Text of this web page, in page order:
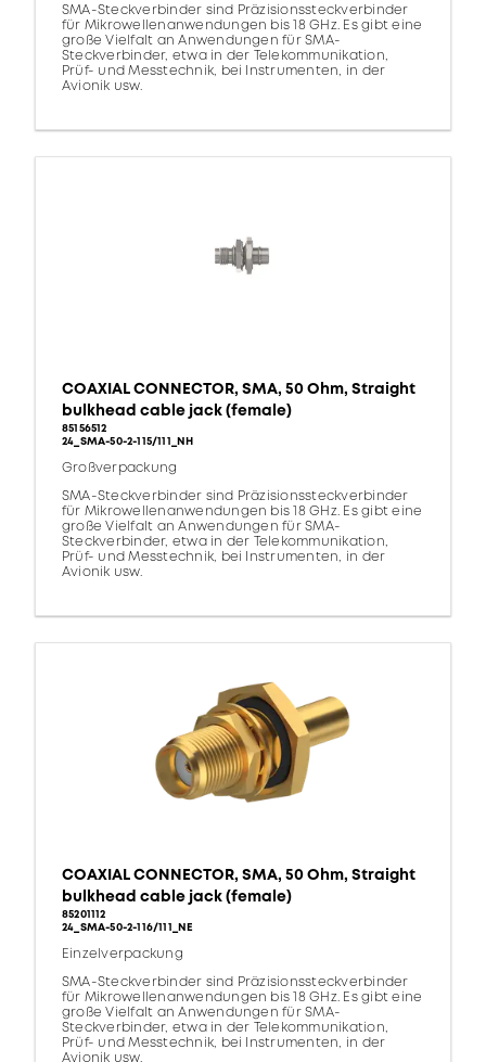
SMA-Steckverbinder sind Präzisionssteckverbinder
für Mikrowellenanwendungen bis 18 GHz. Es gibt eine
große Vielfalt an Anwendungen für SMA-
Steckverbinder, etwa in der Telekommunikation,
Prüf- und Messtechnik, bei Instrumenten, in der
Avionik usw.
COAXIAL CONNECTOR, SMA, 50 Ohm, Straight
bulkhead cable jack (female)
85156512
24_SMA-50-2-115/111_NH
Großverpackung
SMA-Steckverbinder sind Präzisionssteckverbinder
für Mikrowellenanwendungen bis 18 GHz. Es gibt eine
große Vielfalt an Anwendungen für SMA-
Steckverbinder, etwa in der Telekommunikation,
Prüf- und Messtechnik, bei Instrumenten, in der
Avionik usw.
COAXIAL CONNECTOR, SMA, 50 Ohm, Straight
bulkhead cable jack (female)
85201112
24_SMA-50-2-116/111_NE
Einzelverpackung
SMA-Steckverbinder sind Präzisionssteckverbinder
für Mikrowellenanwendungen bis 18 GHz. Es gibt eine
große Vielfalt an Anwendungen für SMA-
Steckverbinder, etwa in der Telekommunikation,
Prüf- und Messtechnik, bei Instrumenten, in der